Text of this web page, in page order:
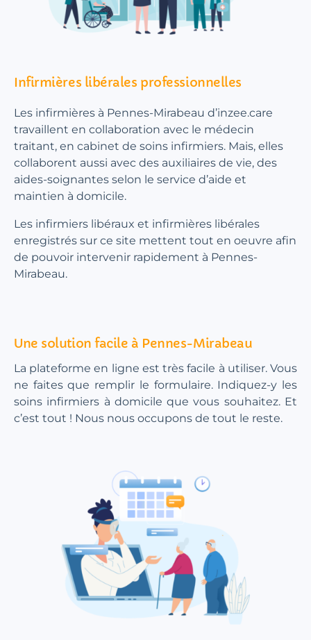
Infirmières libérales professionnelles
Les infirmières à Pennes-Mirabeau d’inzee.care
travaillent en collaboration avec le médecin
traitant, en cabinet de soins infirmiers. Mais, elles
collaborent aussi avec des auxiliaires de vie, des
aides-soignantes selon le service d’aide et
maintien à domicile.
Les infirmiers libéraux et infirmières libérales
enregistrés sur ce site mettent tout en oeuvre afin
de pouvoir intervenir rapidement à Pennes-
Mirabeau.
Une solution facile à Pennes-Mirabeau
La plateforme en ligne est très facile à utiliser. Vous
ne faites que remplir le formulaire. Indiquez-y les
soins infirmiers à domicile que vous souhaitez. Et
c’est tout ! Nous nous occupons de tout le reste.